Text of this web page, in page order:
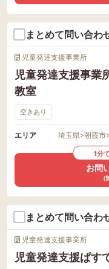
まとめて問い合わ
児童発達支援事業所
児童発達支援事業
教室
空きあり
エリア 埼玉県>朝霞市>
1分
お問
(
まとめて問い合わ
児童発達支援事業所
児童発達支援ぱす